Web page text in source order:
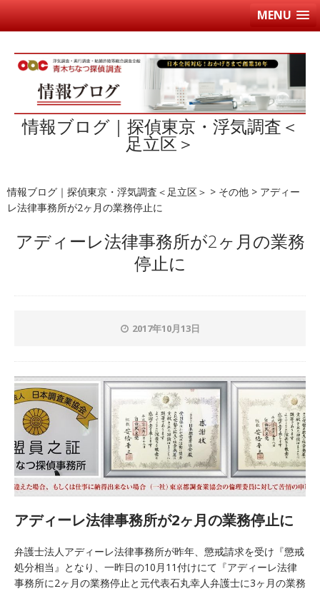
MENU
情報ブログ｜探偵東京・浮気調査＜
足立区＞
情報ブログ｜探偵東京・浮気調査＜足立区＞ > その他 > アディー
レ法律事務所が2ヶ月の業務停止に
アディーレ法律事務所が2ヶ月の業務
停止に
2017年10月13日
アディーレ法律事務所が2ヶ月の業務停止に
弁護士法人アディーレ法律事務所が昨年、懲戒請求を受け『懲戒
処分相当』となり、一昨日の10月11付けにて『アディーレ法律
事務所に2ヶ月の業務停止と元代表石丸幸人弁護士に3ヶ月の業務